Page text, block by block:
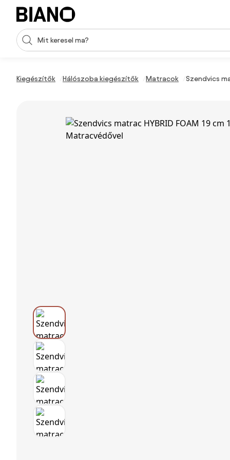
Navigáció kihagyása, ugrás a tartalomra
Keresési bevitel
Kiegészítők Hálószoba kiegészítők Matracok Szendvics